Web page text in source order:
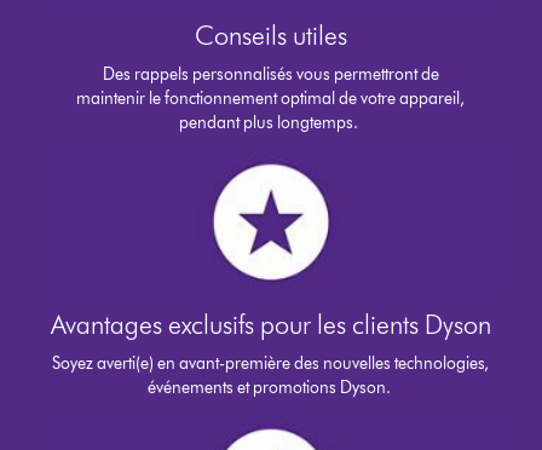
Conseils utiles
Des rappels personnalisés vous permettront de
maintenir le fonctionnement optimal de votre appareil,
pendant plus longtemps.
Avantages exclusifs pour les clients Dyson
Soyez averti(e) en avant-première des nouvelles technologies,
événements et promotions Dyson.